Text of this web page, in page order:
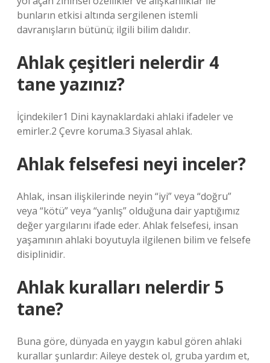
bunların etkisi altında sergilenen istemli
davranışların bütünü; ilgili bilim dalıdır.
Ahlak çeşitleri nelerdir 4
tane yazınız?
İçindekiler1 Dini kaynaklardaki ahlaki ifadeler ve
emirler.2 Çevre koruma.3 Siyasal ahlak.
Ahlak felsefesi neyi inceler?
Ahlak, insan ilişkilerinde neyin “iyi” veya “doğru”
veya “kötü” veya “yanlış” olduğuna dair yaptığımız
değer yargılarını ifade eder. Ahlak felsefesi, insan
yaşamının ahlaki boyutuyla ilgilenen bilim ve felsefe
disiplinidir.
Ahlak kuralları nelerdir 5
tane?
Buna göre, dünyada en yaygın kabul gören ahlaki
kurallar şunlardır: Aileye destek ol, gruba yardım et,